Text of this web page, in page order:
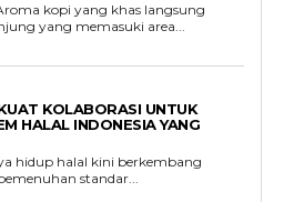
kopi yang khas langsung
yang memasuki area...
KOLABORASI UNTUK
HALAL INDONESIA YANG
hidup halal kini berkembang
standar...